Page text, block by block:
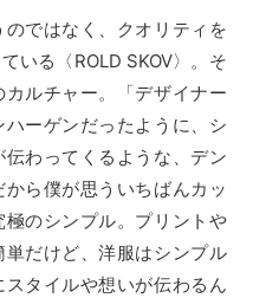
ではなく、クオリティを
いる〈ROLD SKOV〉。そ
ルチャー。「デザイナー
ーゲンだったように、シ
わってくるような、デン
ら僕が思ういちばんカッ
のシンプル。プリントや
だけど、洋服はシンプル
タイルや想いが伝わるん